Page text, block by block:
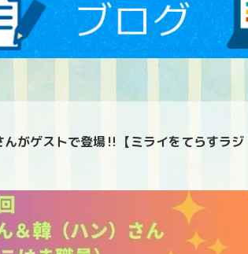
がゲストで登場‼️【ミライをてらすラジ